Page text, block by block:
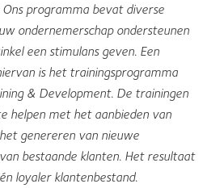
Ons programma bevat diverse
ondernemerschap ondersteunen
een stimulans geven. Een
is het trainingsprogramma
& Development. De trainingen
helpen met het aanbieden van
genereren van nieuwe
bestaande klanten. Het resultaat
loyaler klantenbestand.